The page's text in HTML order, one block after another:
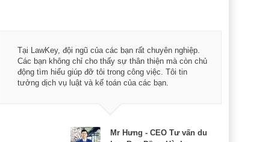
Tại LawKey, đội ngũ của các bạn rất chuyên nghiệp.
Các bạn không chỉ cho thấy sự thân thiện mà còn chủ
động tìm hiểu giúp đỡ tôi trong công việc. Tôi tin
tưởng dịch vụ luật và kế toán của các bạn.
Mr Hưng - CEO Tư vấn du